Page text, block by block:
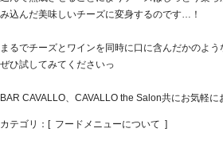
み込んだ美味しいチーズに変身するのです…！
まるでチーズとワインを同時に口に含んだかのよう
ぜひ試してみてくださいっ
BAR CAVALLO、CAVALLO the Salon共にお気軽
カテゴリ：[ フードメニューについて ]